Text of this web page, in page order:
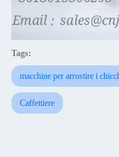
Tags:
macchine per arrostire i
Caffettiere